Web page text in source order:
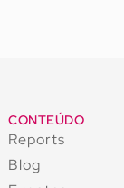
CONTEÚDO
Reports
Blog